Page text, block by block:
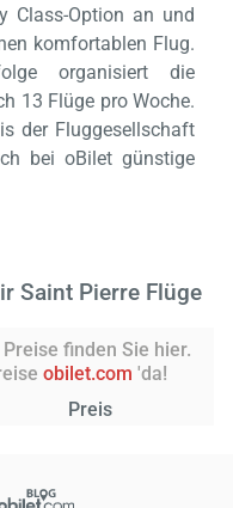
Class-Option an und
komfortablen Flug.
organisiert die
13 Flüge pro Woche.
der Fluggesellschaft
bei oBilet günstige
Saint Pierre Flüge
finden Sie hier.
obilet.com 'da!
Preis